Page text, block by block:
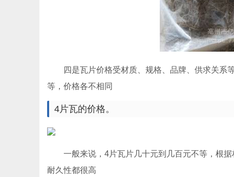
四是瓦片价格受材质、规格、品牌、供求关系
等，价格各不相同
4片瓦的价格。
一般来说，4片瓦片几十元到几百元不等，根
耐久性都很高